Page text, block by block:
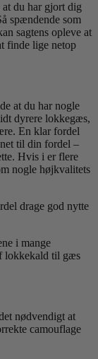
du har gjort dig
spændende som
sagtens opleve at
finde lige netop
at du har nogle
dyrere lokkegæs,
En klar fordel
til din fordel –
Hvis i er flere
nogle højkvalitets
drage god nytte
i mange
lokkekald til gæs
nødvendigt at
camouflage